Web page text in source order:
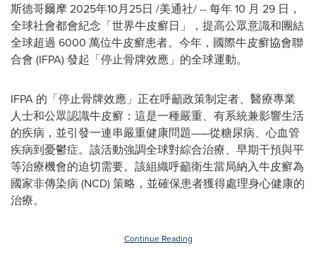
斯德哥爾摩2025年10月25日 /美通社/ -- 每年 10 月 29 日，
全球社會都會紀念「世界牛皮癬日」，提高公眾意識和團結
全球超過 6000 萬位牛皮癬患者。今年，國際牛皮癬協會聯
合會 (IFPA) 發起「停止骨牌效應」的全球運動。
IFPA 的「停止骨牌效應」正在呼籲政策制定者、醫療專業
人士和公眾認識牛皮癬：這是一種嚴重、有系統兼影響生活
的疾病，並引發一連串嚴重健康問題——從糖尿病、心血管
疾病到憂鬱症。該活動強調全球對綜合治療、早期干預與平
等治療機會的迫切需要。該組織呼籲衛生當局納入牛皮癬為
國家非傳染病 (NCD) 策略，並確保患者獲得處理身心健康的
治療。
Continue Reading